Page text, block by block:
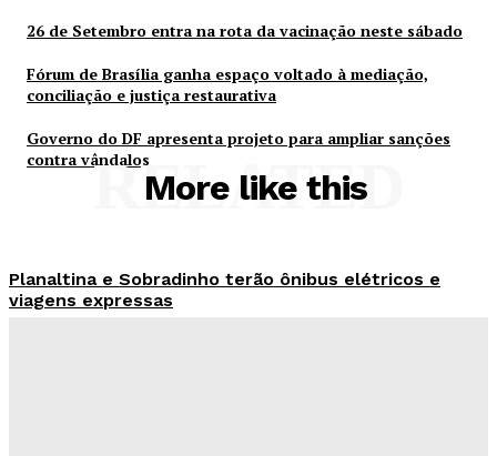
26 de Setembro entra na rota da vacinação neste sábado
Fórum de Brasília ganha espaço voltado à mediação,
conciliação e justiça restaurativa
Governo do DF apresenta projeto para ampliar sanções
contra vândalos
More like this
RELATED
Planaltina e Sobradinho terão ônibus elétricos e
viagens expressas